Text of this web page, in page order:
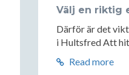
Välj en riktig
Därför är det
i Hultsfred Att
Read more